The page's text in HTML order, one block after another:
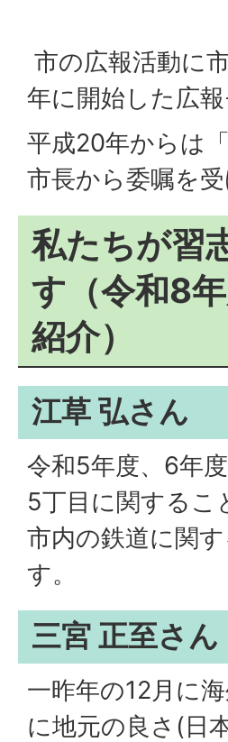
市の広報活動に
年に開始した広報
平成20年からは
市長から委嘱を
私たちが習
す（令和8
紹介）
江草 弘さん
令和5年度、6年
5丁目に関するこ
市内の鉄道に関
す。
三宮 正至さん
一昨年の12月に
に地元の良さ(日